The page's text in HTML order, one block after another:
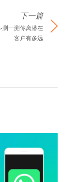
下一篇
测一测你离潜在
客户有多远